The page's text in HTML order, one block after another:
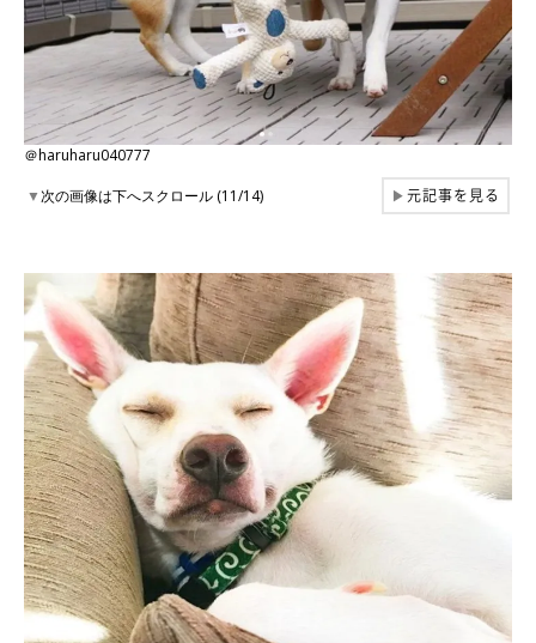
＠haruharu040777
▼次の画像は下へスクロール (11/14) ▶元記事を見る